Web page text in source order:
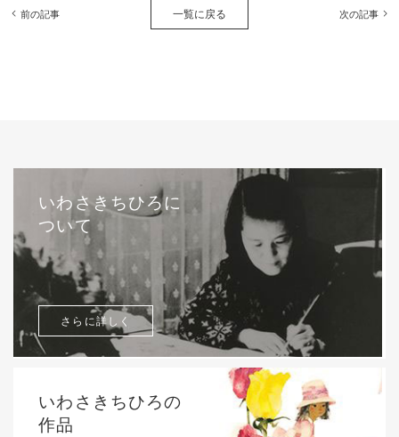
前の記事 一覧に戻る 次の記事
いわさきちひろに
ついて
さらに詳しく
いわさきちひろの
作品